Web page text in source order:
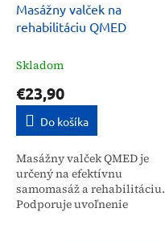
Masážny valček na
rehabilitáciu QMED
Skladom
€23,90
Do košíka
Masážny valček QMED je
určený na efektívnu
samomasáž a rehabilitáciu.
Podporuje uvoľnenie